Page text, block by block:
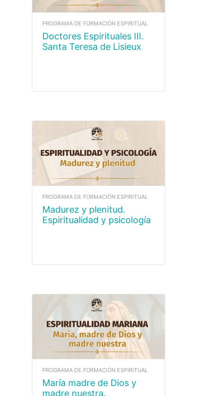
PROGRAMA DE FORMACIÓN ESPIRITUAL
Doctores Espirituales III.
Santa Teresa de Lisieux
PROGRAMA DE FORMACIÓN ESPIRITUAL
Madurez y plenitud.
Espiritualidad y psicología
PROGRAMA DE FORMACIÓN ESPIRITUAL
María madre de Dios y
madre nuestra.